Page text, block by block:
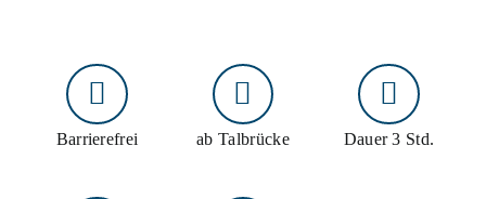
Barrierefrei ab Talbrücke Dauer 3 Std.